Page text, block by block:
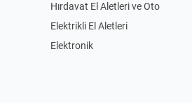
Hırdavat El Aletleri ve Oto
Elektrikli El Aletleri
Elektronik